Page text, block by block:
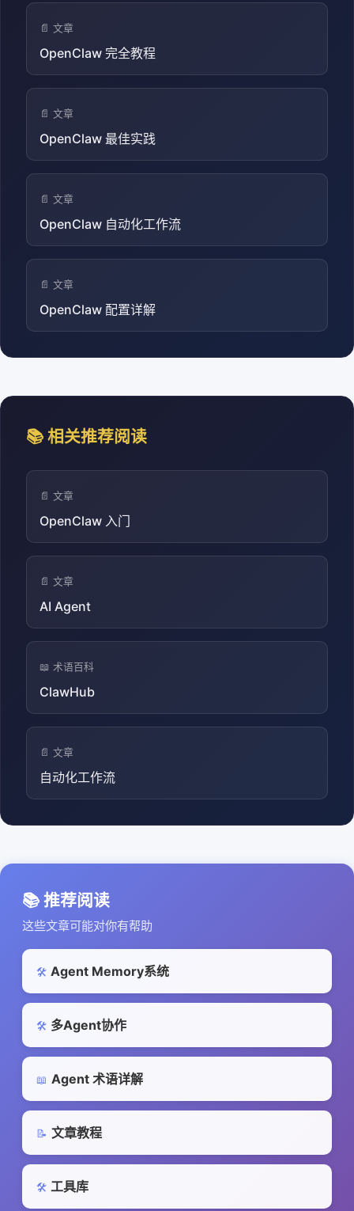
📄 文章
OpenClaw 完全教程
📄 文章
OpenClaw 最佳实践
📄 文章
OpenClaw 自动化工作流
📄 文章
OpenClaw 配置详解
📚 相关推荐阅读
📄 文章
OpenClaw 入门
📄 文章
AI Agent
📖 术语百科
ClawHub
📄 文章
自动化工作流
📚 推荐阅读
这些文章可能对你有帮助
🛠️ Agent Memory系统
🛠️ 多Agent协作
📖 Agent 术语详解
📝 文章教程
🛠️ 工具库